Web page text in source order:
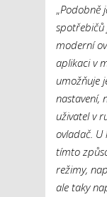
„Podobně
spotřebičů
moderní
aplikaci v
umožňuje
nastavení,
uživatel v
ovladač. U
tímto
režimy,
ale taky